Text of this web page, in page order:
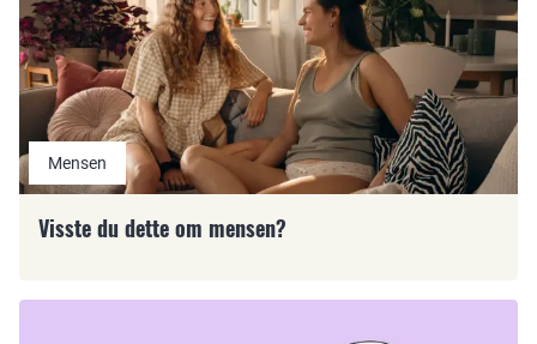
Mensen
Visste du dette om mensen?